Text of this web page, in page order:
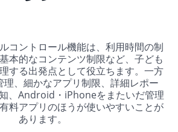
コントロール機能は、利用時間の制
本的なコンテンツ制限など、子ども
する出発点として役立ちます。一方
理、細かなアプリ制限、詳細レポー
、Android・iPhoneをまたいだ管理
料アプリのほうが使いやすいことが
あります。